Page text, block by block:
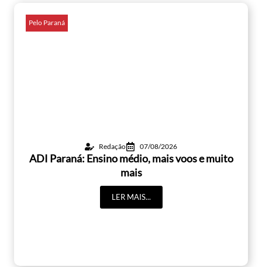
Pelo Paraná
Redação 07/08/2026
ADI Paraná: Ensino médio, mais voos e muito
mais
LER MAIS...